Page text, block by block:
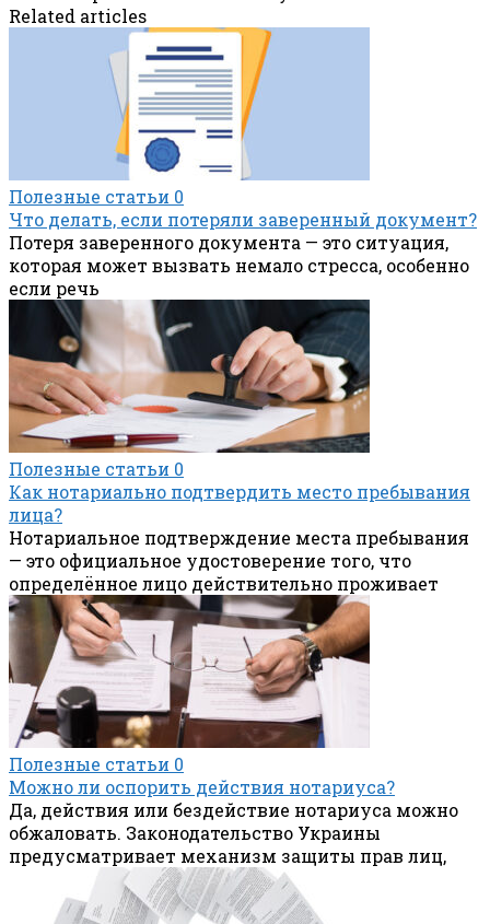
Related articles
Полезные статьи 0
Что делать, если потеряли заверенный документ?
Потеря заверенного документа — это ситуация,
которая может вызвать немало стресса, особенно
если речь
Полезные статьи 0
Как нотариально подтвердить место пребывания
лица?
Нотариальное подтверждение места пребывания
— это официальное удостоверение того, что
определённое лицо действительно проживает
Полезные статьи 0
Можно ли оспорить действия нотариуса?
Да, действия или бездействие нотариуса можно
обжаловать. Законодательство Украины
предусматривает механизм защиты прав лиц,